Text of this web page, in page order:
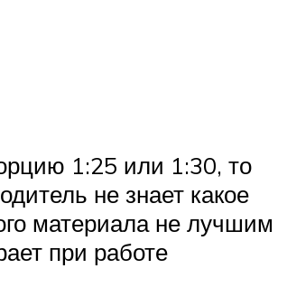
1:25 или 1:30, то
не знает какое
материала не лучшим
при работе